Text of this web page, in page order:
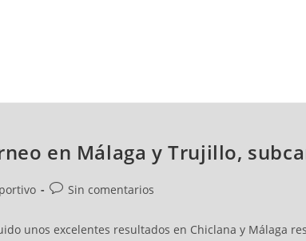
en Málaga y Trujillo,
Sin comentarios
unos excelentes resultados en Chiclana y Málaga